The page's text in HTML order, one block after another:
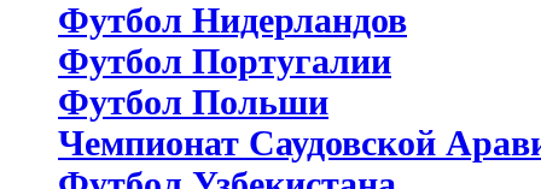
Футбол Нидерландов
Футбол Португалии
Футбол Польши
Чемпионат Саудовской